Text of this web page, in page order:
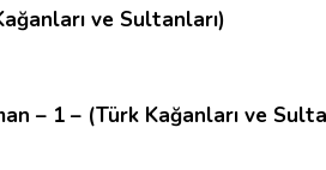
ve Sultanları)
– 1 – (Türk Kağanları ve